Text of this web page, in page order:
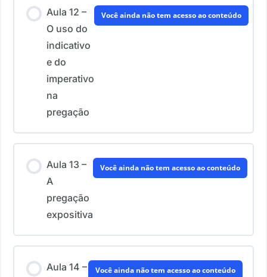
Aula 12 –
O uso do
indicativo
e do
imperativo
na
pregação
Você ainda não tem acesso ao conteúdo
Aula 13 –
A
pregação
expositiva
Você ainda não tem acesso ao conteúdo
Aula 14 –
Você ainda não tem acesso ao conteúdo